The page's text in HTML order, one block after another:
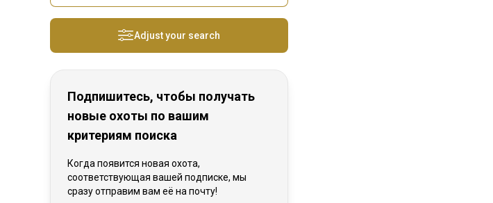
Adjust your search
Подпишитесь, чтобы получать
новые охоты по вашим
критериям поиска
Когда появится новая охота,
соответствующая вашей подписке, мы
сразу отправим вам её на почту!